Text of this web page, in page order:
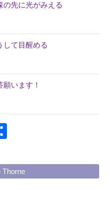
先に光がみえる
して目醒める
います！
Thorne